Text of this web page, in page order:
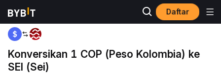
Daftar
Beranda
Konversikan 1 COP (Peso Kolombia) ke
SEI (Sei)